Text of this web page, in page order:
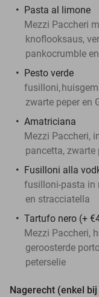
Pasta al limone
Mezzi Paccheri
knoflooksaus,
pankocrumble
Pesto verde
fusilloni,
zwarte peper en
Amatriciana
Mezzi Paccheri,
pancetta, zwarte
Fusilloni alla
fusilloni-pasta in
en stracciatella
Tartufo nero (+
Mezzi Paccheri,
geroosterde
peterselie
Nagerecht (enkel